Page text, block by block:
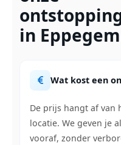
in Eppegem
Wat kost een
De prijs hangt af van
locatie. We geven je
vooraf, zonder